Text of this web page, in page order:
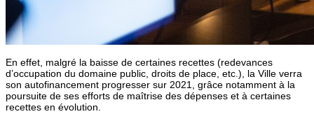
En effet, malgré la baisse de certaines recettes (redevances
d’occupation du domaine public, droits de place, etc.), la Ville verra
son autofinancement progresser sur 2021, grâce notamment à la
poursuite de ses efforts de maîtrise des dépenses et à certaines
recettes en évolution.